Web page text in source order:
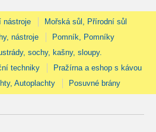
nástroje
Mořská sůl, Přírodní sůl
nástroje
Pomník, Pomníky
sochy, kašny, sloupy.
techniky
Pražírna a eshop s kávou
Autoplachty Posuvné brány